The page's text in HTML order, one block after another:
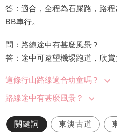
答：適合，全程為石屎路，路
BB車行。
問：路線途中有甚麼風景？
答：途中可遠望機埸跑道，欣賞
這條行山路線適合幼童嗎？
路線途中有甚麼風景？
關鍵詞 東澳古道